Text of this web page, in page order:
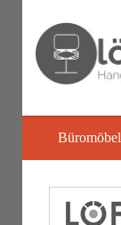
Büromöbel